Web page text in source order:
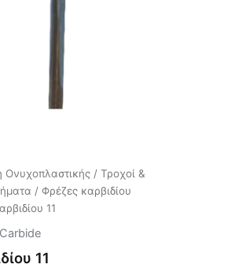
Ονυχοπλαστικής / Τροχοί &
/ Φρέζες καρβιδίου
11
11